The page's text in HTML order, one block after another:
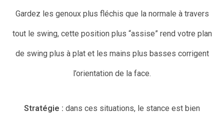
Gardez les genoux plus fléchis que la normale à travers
tout le swing, cette position plus “assise” rend votre plan
de swing plus à plat et les mains plus basses corrigent
l’orientation de la face.
Stratégie : dans ces situations, le stance est bien